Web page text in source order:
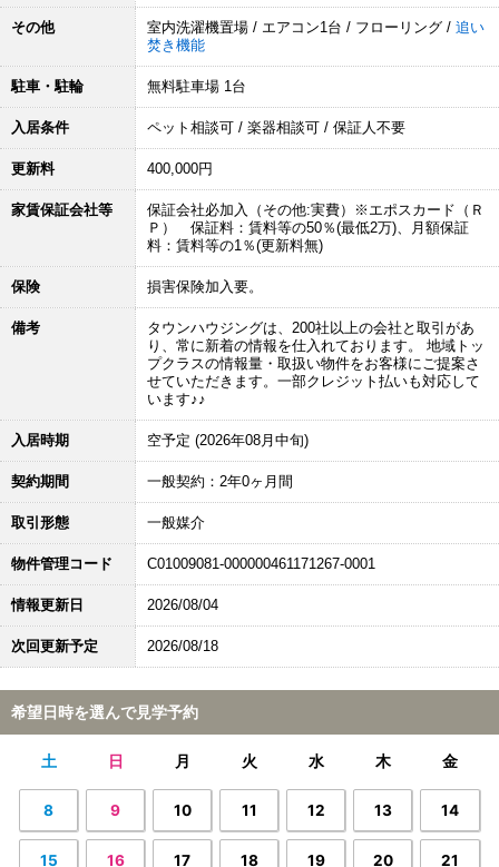
その他 室内洗濯機置場 / エアコン1台 / フローリング / 追い
焚き機能
駐車・駐輪 無料駐車場 1台
入居条件 ペット相談可 / 楽器相談可 / 保証人不要
更新料 400,000円
家賃保証会社等
保証会社必加入（その他:実費）※エポスカード（Ｒ
Ｐ） 保証料：賃料等の50％(最低2万)、月額保証
料：賃料等の1％(更新料無)
保険 損害保険加入要。
備考
タウンハウジングは、200社以上の会社と取引があ
り、常に新着の情報を仕入れております。 地域トッ
プクラスの情報量・取扱い物件をお客様にご提案さ
せていただきます。一部クレジット払いも対応して
います♪♪
入居時期 空予定 (2026年08月中旬)
契約期間 一般契約：2年0ヶ月間
取引形態 一般媒介
物件管理コード C01009081-000000461171267-0001
情報更新日 2026/08/04
次回更新予定 2026/08/18
希望日時を選んで見学予約
土 日 月 火 水 木 金
8 9 10 11 12 13 14
15 16 17 18 19 20 21